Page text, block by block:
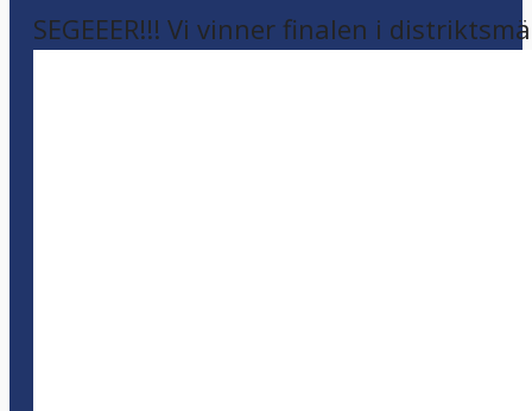
SEGEEER!!! Vi vinner finalen i